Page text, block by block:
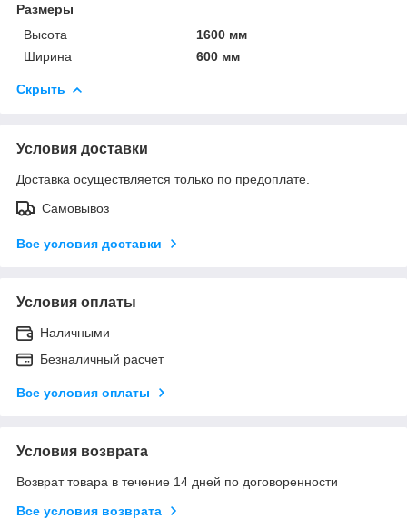
Размеры
Высота
1600 мм
Ширина
600 мм
Скрыть
Условия доставки
Доставка осуществляется только по предоплате.
Самовывоз
Все условия доставки
Условия оплаты
Наличными
Безналичный расчет
Все условия оплаты
Условия возврата
Возврат товара в течение 14 дней по договоренности
Все условия возврата